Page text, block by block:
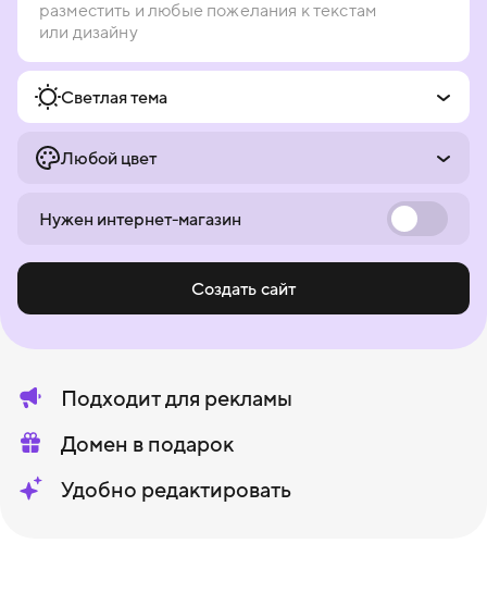
Светлая тема
Любой цвет
Нужен интернет-магазин
Создать сайт
Подходит для рекламы
Домен в подарок
Удобно редактировать